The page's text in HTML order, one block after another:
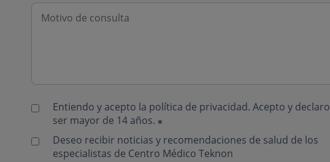
Entiendo y acepto la política de privacidad. Acepto y declaro
ser mayor de 14 años.
Deseo recibir noticias y recomendaciones de salud de los
especialistas de Centro Médico Teknon